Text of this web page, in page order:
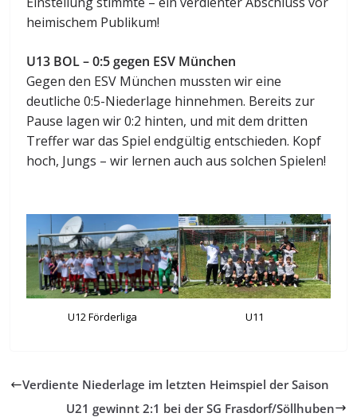
heimischem Publikum!
U13 BOL – 0:5 gegen ESV München
Gegen den ESV München mussten wir eine
deutliche 0:5-Niederlage hinnehmen. Bereits zur
Pause lagen wir 0:2 hinten, und mit dem dritten
Treffer war das Spiel endgültig entschieden. Kopf
hoch, Jungs – wir lernen auch aus solchen Spielen!
U12 Förderliga U11
Verdiente Niederlage im letzten Heimspiel der Saison
U21 gewinnt 2:1 bei der SG Frasdorf/Söllhuben